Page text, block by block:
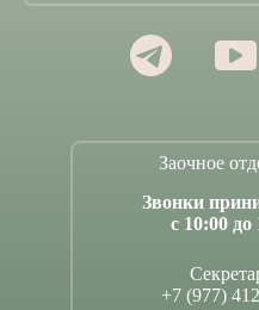
Заочное
Звонки
с 10:00 до
+7 (977)